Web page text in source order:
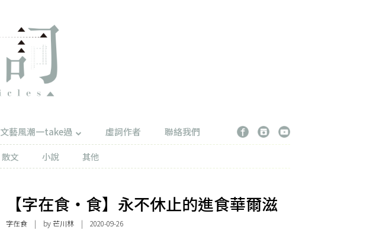
文藝風潮一take過 虛詞作者
聯絡我們
散文 小說 其他
【字在食・食】永不休止的進食華爾滋
字在食 | by 芒川林 | 2020-09-26